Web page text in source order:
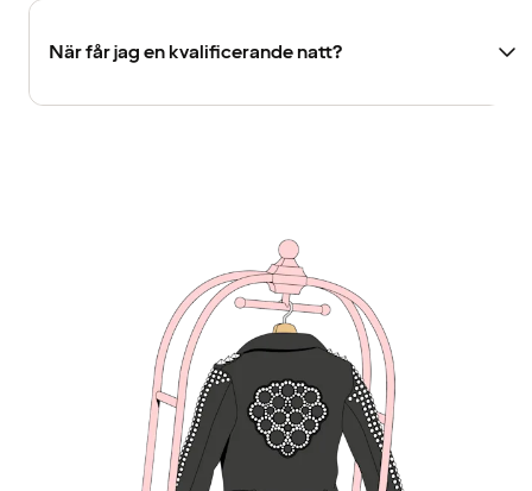
När får jag en kvalificerande natt?